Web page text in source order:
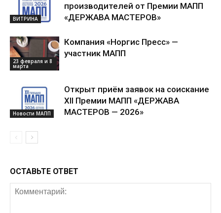
ВИТРИНА
производителей от Премии МАПП
«ДЕРЖАВА МАСТЕРОВ»
23 февраля и 8
марта
Компания «Норгис Пресс» —
участник МАПП
Новости МАПП
Открыт приём заявок на соискание
XII Премии МАПП «ДЕРЖАВА
МАСТЕРОВ — 2026»
ОСТАВЬТЕ ОТВЕТ